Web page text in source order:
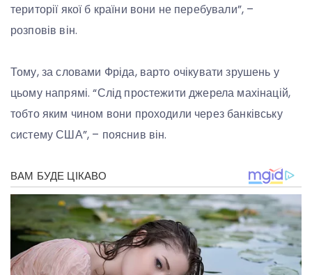
території якої б країни вони не перебували”, –
розповів він.
Тому, за словами Фріда, варто очікувати зрушень у
цьому напрямі. “Слід простежити джерела махінацій,
тобто яким чином вони проходили через банківську
систему США”, – пояснив він.